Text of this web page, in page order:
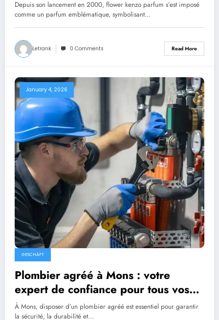
Depuis son lancement en 2000, flower kenzo parfum s’est imposé
comme un parfum emblématique, symbolisant…
Letrank 0 Comments Read More
January 4, 2026
GESCHÄFT
Plombier agréé à Mons : votre
expert de confiance pour tous vos
travaux de plomberie
À Mons, disposer d’un plombier agréé est essentiel pour garantir
la sécurité, la durabilité et…